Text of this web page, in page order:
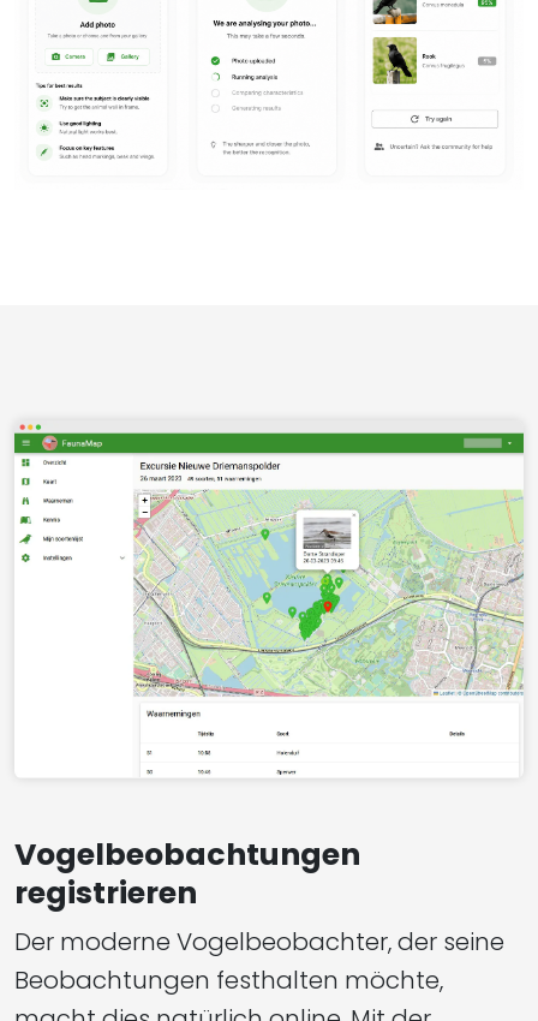
Vogelbeobachtungen
registrieren
Der moderne Vogelbeobachter, der seine
Beobachtungen festhalten möchte,